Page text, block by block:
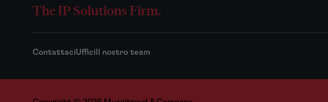
The IP Solutions Firm.
ContattaciUffici Il nostro team